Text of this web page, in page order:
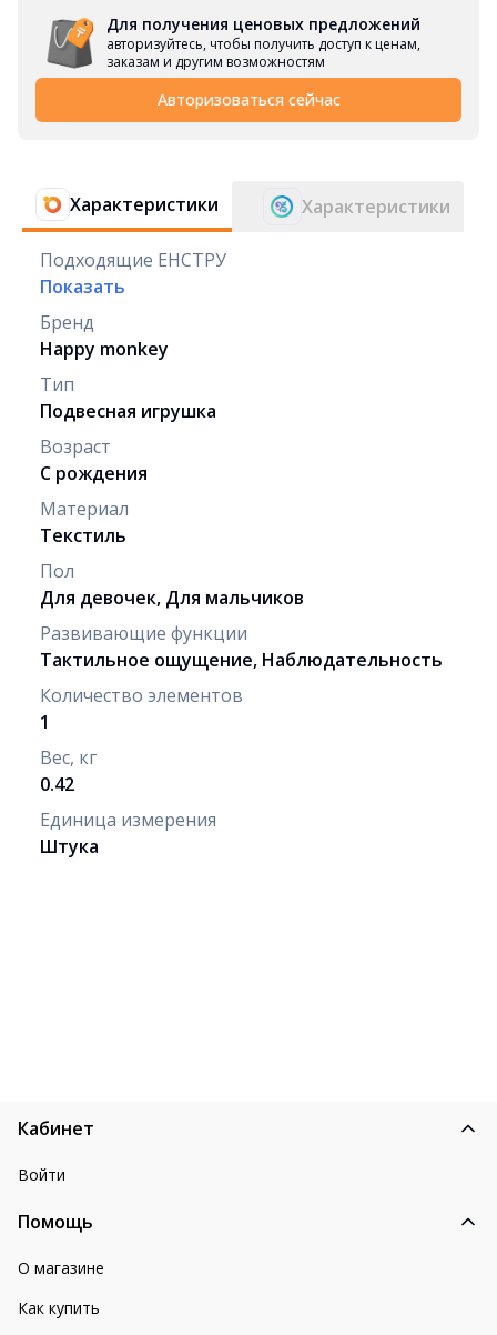
Для получения ценовых предложений
авторизуйтесь, чтобы получить доступ к ценам,
заказам и другим возможностям
Авторизоваться сейчас
Характеристики Характеристики
Подходящие ЕНСТРУ
Показать
Бренд
Happy monkey
Тип
Подвесная игрушка
Возраст
С рождения
Материал
Текстиль
Пол
Для девочек, Для мальчиков
Развивающие функции
Тактильное ощущение, Наблюдательность
Количество элементов
1
Вес, кг
0.42
Единица измерения
Штука
Кабинет
Войти
Помощь
О магазине
Как купить